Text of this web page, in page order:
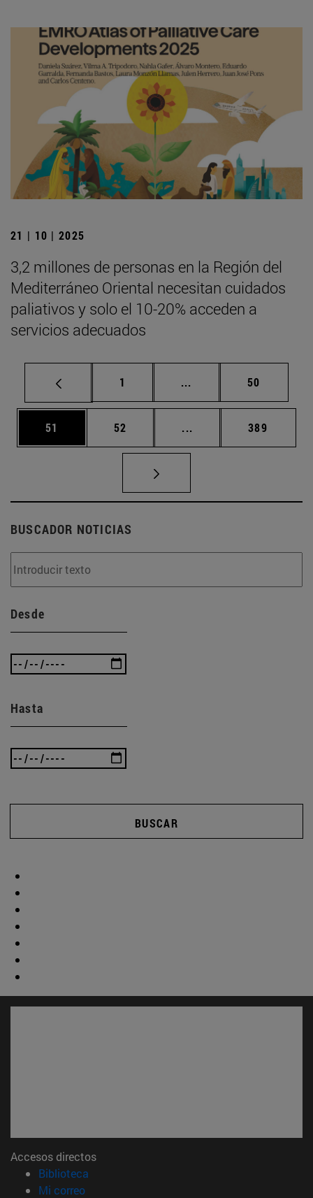
21 | 10 | 2025
3,2 millones de personas en la Región del
Mediterráneo Oriental necesitan cuidados
paliativos y solo el 10-20% acceden a
servicios adecuados
Página
1 ... Páginas intermedias
Página
50
Página
51 Página
52 ... Páginas intermedias
Página
389
BUSCADOR NOTICIAS
Desde
Hasta
BUSCAR
Accesos directos
Biblioteca
Mi correo(abre en nueva ventana)